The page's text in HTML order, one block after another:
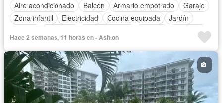
Aire acondicionado
Balcón Armario empotrado
Garaje
Zona infantil
Electricidad Cocina equipada
Jardín
Ascensor
Gas natural
Vista panorámica
Agua
Hace 2 semanas, 11 horas en - Ashton